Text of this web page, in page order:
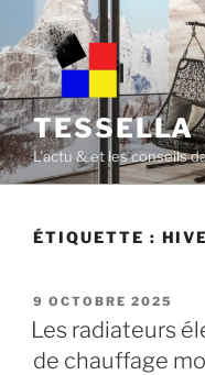
content
TESSELLA
L'actu & et les conseils
ÉTIQUETTE :
POSTED
ON
9 OCTOBRE 2025
Les radiateurs
de chauffage